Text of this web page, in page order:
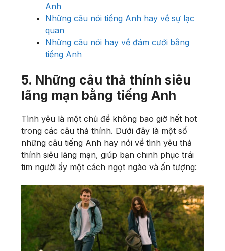
Anh
Những câu nói tiếng Anh hay về sự lạc
quan
Những câu nói hay về đám cưới bằng
tiếng Anh
5. Những câu thả thính siêu
lãng mạn bằng tiếng Anh
Tình yêu là một chủ đề không bao giờ hết hot
trong các câu thả thính. Dưới đây là một số
những câu tiếng Anh hay nói về tình yêu thả
thính siêu lãng mạn, giúp bạn chinh phục trái
tim người ấy một cách ngọt ngào và ấn tượng: